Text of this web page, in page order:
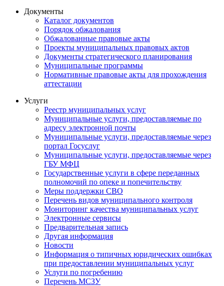
Документы
Каталог документов
Порядок обжалования
Обжалованные правовые акты
Проекты муниципальных правовых актов
Документы стратегического планирования
Муниципальные программы
Нормативные правовые акты для прохождения
аттестации
Услуги
Реестр муниципальных услуг
Муниципальные услуги, предоставляемые по
адресу электронной почты
Муниципальные услуги, предоставляемые через
портал Госуслуг
Муниципальные услуги, предоставляемые через
ГБУ МФЦ
Государственные услуги в сфере переданных
полномочий по опеке и попечительству
Меры поддержки СВО
Перечень видов муниципального контроля
Мониторинг качества муниципальных услуг
Электронные сервисы
Предварительная запись
Другая информация
Новости
Информация о типичных юридических ошибках
при предоставлении муниципальных услуг
Услуги по погребению
Перечень МСЗУ